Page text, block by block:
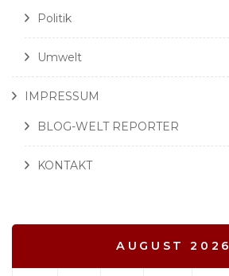
Politik
Umwelt
IMPRESSUM
BLOG-WELT REPORTER
KONTAKT
AUGUST 2026